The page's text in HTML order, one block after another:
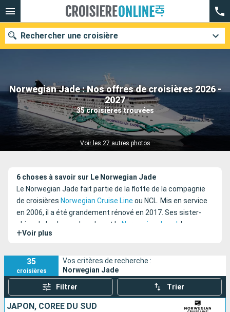
Norwegian Jade : Nos offres de croisières 2026 -
2027
35 croisières trouvées
Voir les 27 autres photos
Rechercher une croisière
Nos destinations
Mois de départ
Compagnies
6 choses à savoir sur Le Norwegian Jade
Le Norwegian Jade fait partie de la flotte de la compagnie
de croisières Norwegian Cruise Line ou NCL. Mis en service
en 2006, il a été grandement rénové en 2017. Ses sister-
ships de la classe Jewel sont le Norwegian Jewel , le
Norwegian Pearl
+Voir plus
35
croisières
Vos critères de recherche :
Norwegian Jade
Filtrer Trier
JAPON, CORÉE DU SUD